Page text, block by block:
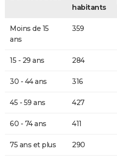
habitants
Moins de 15
ans
359
15 - 29 ans 284
30 - 44 ans 316
45 - 59 ans 427
60 - 74 ans 411
75 ans et plus 290